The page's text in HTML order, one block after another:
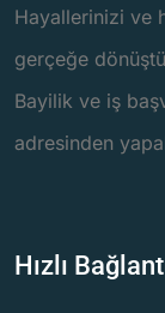
Hayallerinizi ve
gerçeğe
Bayilik ve iş
adresinden
Hızlı